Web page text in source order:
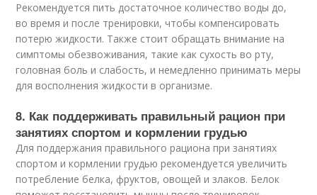
Рекомендуется пить достаточное количество воды до,
во время и после тренировки, чтобы компенсировать
потерю жидкости. Также стоит обращать внимание на
симптомы обезвоживания, такие как сухость во рту,
головная боль и слабость, и немедленно принимать меры
для восполнения жидкости в организме.
8. Как поддерживать правильный рацион при
занятиях спортом и кормлении грудью
Для поддержания правильного рациона при занятиях
спортом и кормлении грудью рекомендуется увеличить
потребление белка, фруктов, овощей и злаков. Белок